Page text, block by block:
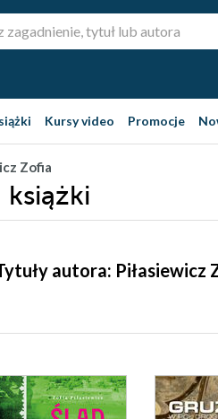
Kursy video Promocje
Zofia
książki
autora: